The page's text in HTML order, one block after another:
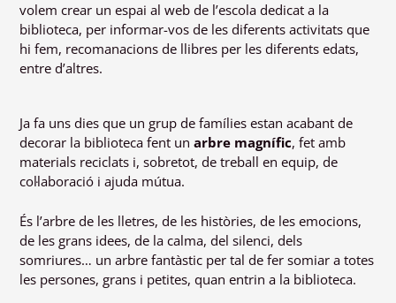
volem crear un espai al web de l’escola dedicat a la
biblioteca, per informar-vos de les diferents activitats que
hi fem, recomanacions de llibres per les diferents edats,
entre d’altres.
Ja fa uns dies que un grup de famílies estan acabant de
decorar la biblioteca fent unarbre magnífic, fet amb
materials reciclats i, sobretot, de treball en equip, de
col·laboració i ajuda mútua.
És l’arbre de les lletres, de les històries, de les emocions,
de les grans idees, de la calma, del silenci, dels
somriures… un arbre fantàstic per tal de fer somiar a totes
les persones, grans i petites, quan entrin a la biblioteca.